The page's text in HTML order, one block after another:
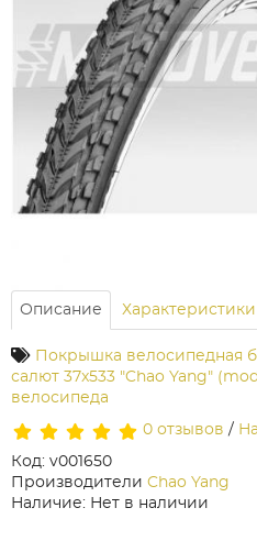
Описание Характеристики
Покрышка велосипедная
салют 37x533 "Chao Yang"
велосипеда
0 отзывов /
Код: v001650
Производители Chao Yang
Наличие: Нет в наличии